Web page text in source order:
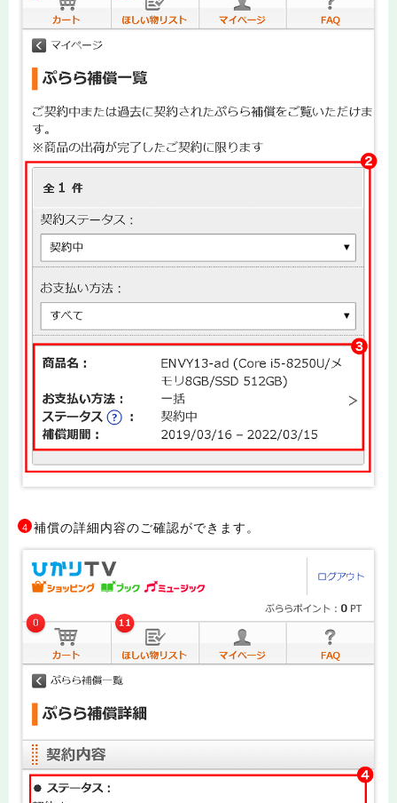
4 補償の詳細内容のご確認ができます。